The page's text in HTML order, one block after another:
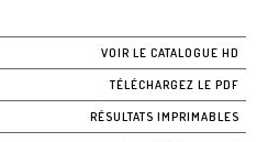
VOIR LE CATALOGUE HD
TÉLÉCHARGEZ LE PDF
RÉSULTATS IMPRIMABLES